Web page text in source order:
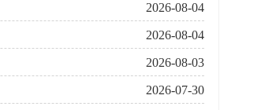
2026-08-04
2026-08-04
2026-08-03
2026-07-30